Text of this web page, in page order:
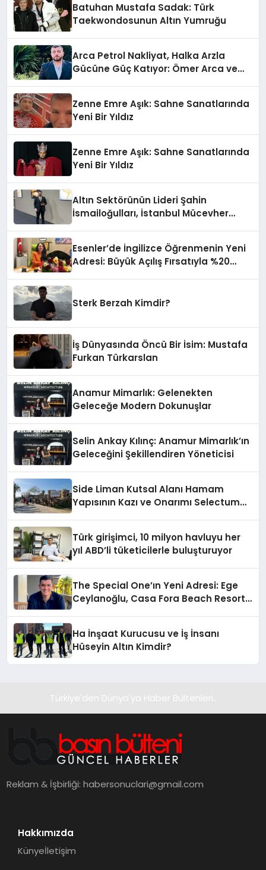
Batuhan Mustafa Sadak: Türk
Taekwondosunun Altın Yumruğu
Arca Petrol Nakliyat, Halka Arzla
Gücüne Güç Katıyor: Ömer Arca ve
Zenne Emre Aşık: Sahne Sanatlarında
Yeni Bir Yıldız
Zenne Emre Aşık: Sahne Sanatlarında
Yeni Bir Yıldız
Altın Sektörünün Lideri Şahin
İsmailoğulları, İstanbul Mücevher
Esenler’de İngilizce Öğrenmenin Yeni
Adresi: Büyük Açılış Fırsatıyla %20
Sterk Berzah Kimdir?
İş Dünyasında Öncü Bir İsim: Mustafa
Furkan Türkarslan
Anamur Mimarlık: Gelenekten
Geleceğe Modern Dokunuşlar
Selin Ankay Kılınç: Anamur Mimarlık’ın
Geleceğini Şekillendiren Yöneticisi
Side Liman Kutsal Alanı Hamam
Yapısının Kazı ve Onarımı Selectum
Türk girişimci, 10 milyon havluyu her
yıl ABD’li tüketicilerle buluşturuyor
The Special One’ın Yeni Adresi: Ege
Ceylanoğlu, Casa Fora Beach Resort
Ha İnşaat Kurucusu ve İş İnsanı
Hüseyin Altın Kimdir?
Türkiye'den Dünya'ya Haber Bültenleri..
Reklam & İşbirliği:habersonuclari@gmail.com
Hakkımızda
Künyeİletişim